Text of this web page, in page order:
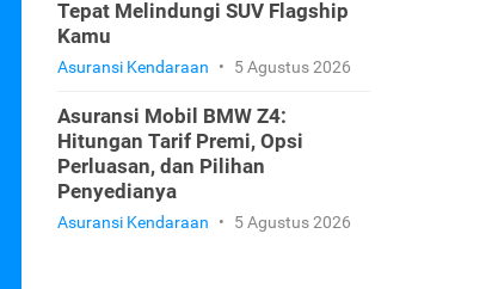
Tepat Melindungi SUV Flagship
Kamu
Asuransi Kendaraan • 5 Agustus 2026
Asuransi Mobil BMW Z4:
Hitungan Tarif Premi, Opsi
Perluasan, dan Pilihan
Penyedianya
Asuransi Kendaraan • 5 Agustus 2026